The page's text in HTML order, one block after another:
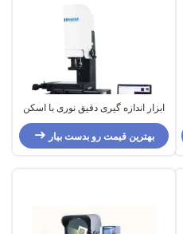
ابزار اندازه گیری دقیق نوری با اسکن
آسان می باشد
بهترین قیمت رو بدست بیار